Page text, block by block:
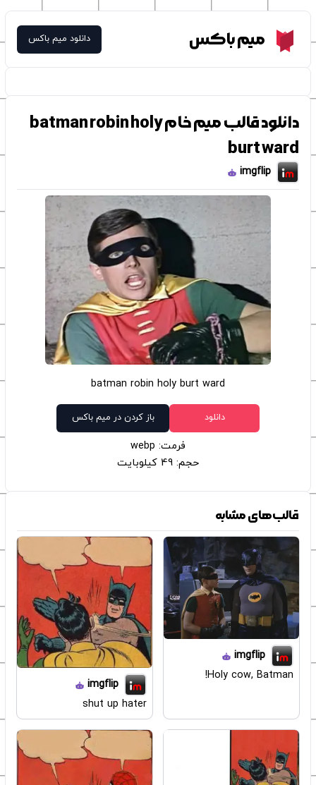
Meme Boxمیم باکس دانلود میم باکس
دانلود قالب میم خام batman robin holy
burt ward
imgflip
batman robin holy burt ward
دانلود باز کردن در میم باکس
فرمت: webp
حجم: 49 کیلوبایت
قالب‌های مشابه
imgflip
Holy cow, Batman!
imgflip
shut up hater